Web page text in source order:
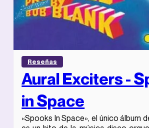
Reseñas
Aural Exciters -
in Space
«Spooks In Space», el único álbum